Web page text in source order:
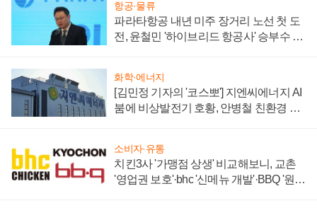
항공·물류
파라타항공 내년 미주 장거리 노선 첫 도
전, 윤철민 '하이브리드 항공사' 승부수 통
화학·에너지
[김민정 기자의 '코스뽀'] 지엔씨에너지 AI
붐에 비상발전기 호황, 안병철 친환경 에
소비자·유통
치킨3사 '가맹점 상생' 비교해보니, 교촌
'영업권 보호'·bhc '신메뉴 개발'·BBQ '원가